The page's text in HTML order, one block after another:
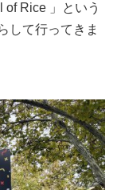
Rice 」という
して行ってきま